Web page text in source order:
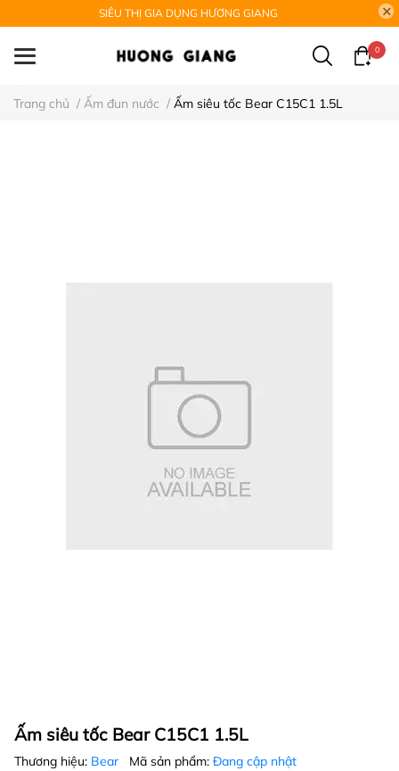
SIÊU THỊ GIA DỤNG HƯƠNG GIANG
0
Trang chủ / Ấm đun nước / Ấm siêu tốc Bear C15C1 1.5L
Ấm siêu tốc Bear C15C1 1.5L
Thương hiệu: Bear Mã sản phẩm: Đang cập nhật